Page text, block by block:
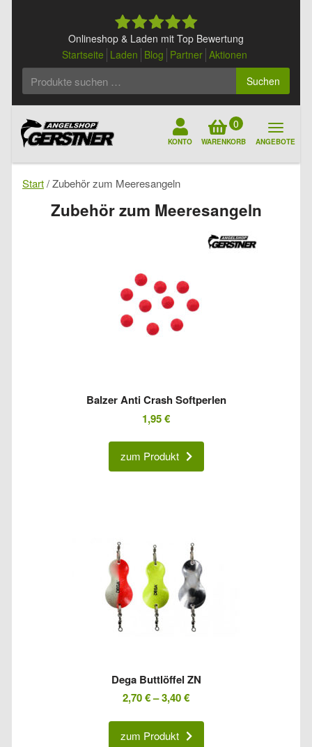
Onlineshop & Laden mit Top Bewertung
Startseite Laden Blog Partner Aktionen
Suchen
KONTO
0
WARENKORB ANGEBOTE
Start/ Zubehör zum Meeresangeln
Zubehör zum Meeresangeln
Balzer Anti Crash Softperlen
1,95€
zum Produkt
Dega Buttlöffel ZN
2,70€–3,40€
zum Produkt